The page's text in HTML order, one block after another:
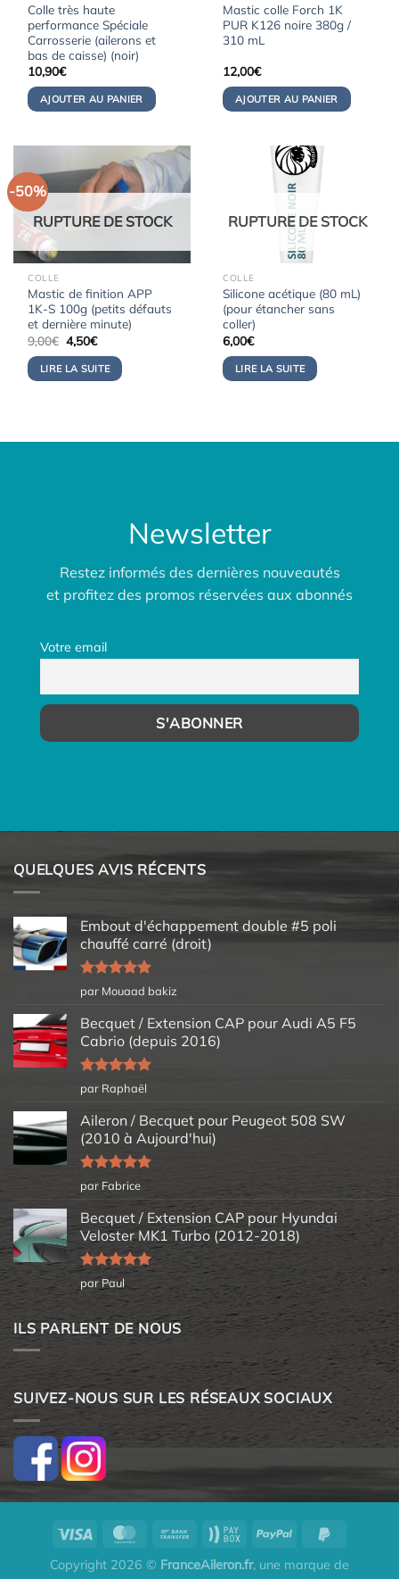
Colle très haute
performance Spéciale
Carrosserie (ailerons et
bas de caisse) (noir)
10,90€
AJOUTER AU PANIER
Mastic colle Forch 1K
PUR K126 noire 380g /
310 mL
12,00€
AJOUTER AU PANIER
-50%
RUPTURE DE STOCK
COLLE
Mastic de finition APP
1K-S 100g (petits défauts
et dernière minute)
9,00€ Le
prix
initial
était :
9,00€.
4,50€Le
actuel
est :
4,50€.
LIRE LA SUITE
RUPTURE DE STOCK
COLLE
Silicone acétique (80 mL)
(pour étancher sans
coller)
6,00€
LIRE LA SUITE
Newsletter
Restez informés des dernières nouveautés
et profitez des promos réservées aux abonnés
Votre email
QUELQUES AVIS RÉCENTS
Embout d'échappement double #5 poli
chauffé carré (droit)
Note5sur
5
par Mouaad bakiz
Becquet / Extension CAP pour Audi A5 F5
Cabrio (depuis 2016)
Note5sur
5
par Raphaël
Aileron / Becquet pour Peugeot 508 SW
(2010 à Aujourd'hui)
Note5sur
5
par Fabrice
Becquet / Extension CAP pour Hyundai
Veloster MK1 Turbo (2012-2018)
Note5sur
5
par Paul
ILS PARLENT DE NOUS
SUIVEZ-NOUS SUR LES RÉSEAUX SOCIAUX
Copyright 2026 © FranceAileron.fr, une marque de